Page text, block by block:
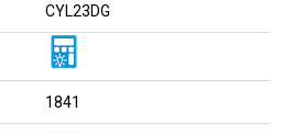
CYL23DG
1841